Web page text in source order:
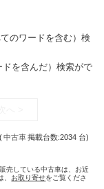
のワードを含む）検
ドを含んだ）検索がで
(中古車掲載台数:2034 台)
売している中古車は、お近
お取り寄せをご覧くださ